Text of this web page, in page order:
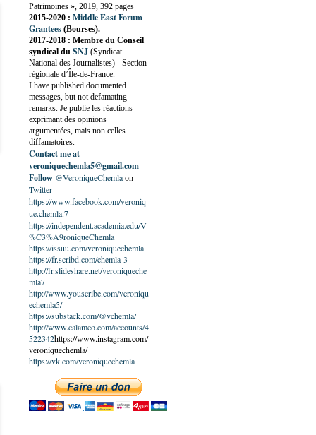
Patrimoines », 2019, 392 pages
2015-2020 : Middle East Forum
Grantees (Bourses).
2017-2018 : Membre du Conseil
syndical du SNJ (Syndicat
National des Journalistes) - Section
régionale d’Île-de-France.
I have published documented
messages, but not defamating
remarks. Je publie les réactions
exprimant des opinions
argumentées, mais non celles
diffamatoires.
Contact me at
veroniquechemla5@gmail.com
Follow @VeroniqueChemlaon
Twitter
https://www.facebook.com/veroniq
ue.chemla.7
https://independent.academia.edu/V
%C3%A9roniqueChemla
https://issuu.com/veroniquechemla
https://fr.scribd.com/chemla-3
http://fr.slideshare.net/veroniqueche
mla7
http://www.youscribe.com/veroniqu
echemla5/
https://substack.com/@vchemla/
http://www.calameo.com/accounts/4
522342https://www.instagram.com/
veroniquechemla/
https://vk.com/veroniquechemla